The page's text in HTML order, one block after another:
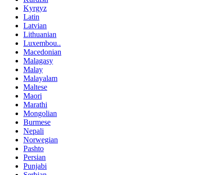
Kyrgyz
Latin
Latvian
Lithuanian
Luxembou..
Macedonian
Malagasy
Malay
Malayalam
Maltese
Maori
Marathi
Mongolian
Burmese
Nepali
Norwegian
Pashto
Persian
Punjabi